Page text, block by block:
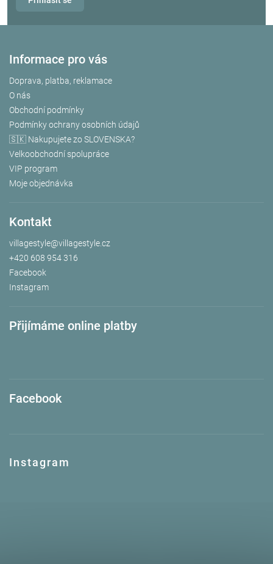
Informace pro vás
Doprava, platba, reklamace
O nás
Obchodní podmínky
Podmínky ochrany osobních údajů
🇸🇰 Nakupujete zo SLOVENSKA?
Velkoobchodní spolupráce
VIP program
Moje objednávka
Kontakt
villagestyle@villagestyle.cz
+420 608 954 316
Facebook
Instagram
Přijímáme online platby
Facebook
Instagram